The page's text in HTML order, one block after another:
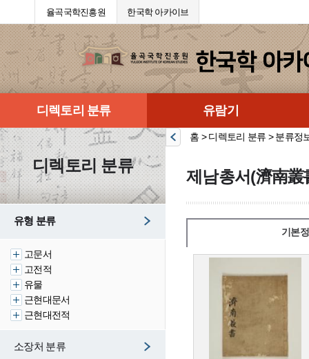
율곡국학진흥원 한국학 아카이브
디렉토리 분류 유람기
디렉토리 분류
유형 분류
고문서
고전적
유물
근현대문서
근현대전적
소장처 분류
홈 > 디렉토리 분류 > 분류정
제남총서(濟南叢
기본